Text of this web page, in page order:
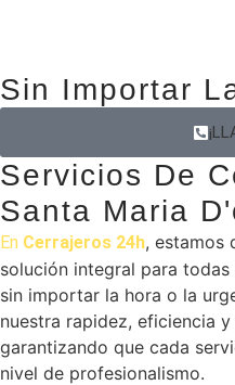
Tu Seguridad
Sin Importar
Servicios De
Santa Maria
En Cerrajeros 24h, estamos
solución integral para
sin importar la hora o la
nuestra rapidez, eficiencia
garantizando que cada
nivel de profesionalismo.